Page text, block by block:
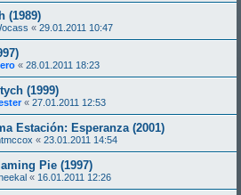
(1989)
« 29.01.2011 10:47
« 28.01.2011 18:23
(1999)
« 27.01.2011 12:53
Estación: Esperanza (2001)
« 23.01.2011 14:54
Pie (1997)
« 16.01.2011 12:26